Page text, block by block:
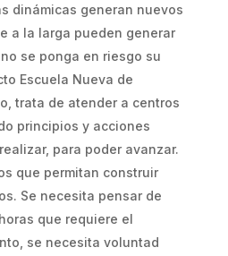
dinámicas generan nuevos
a la larga pueden generar
se ponga en riesgo su
Escuela Nueva de
trata de atender a centros
principios y acciones
para poder avanzar.
que permitan construir
Se necesita pensar de
que requiere el
se necesita voluntad